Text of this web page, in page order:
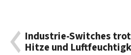
Industrie-Switches
Hitze und